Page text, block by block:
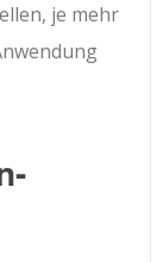
je mehr